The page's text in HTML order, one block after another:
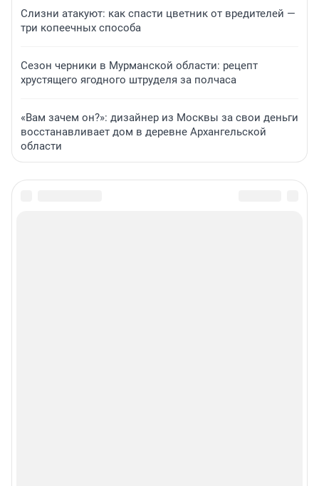
Слизни атакуют: как спасти цветник от вредителей —
три копеечных способа
Сезон черники в Мурманской области: рецепт
хрустящего ягодного штруделя за полчаса
«Вам зачем он?»: дизайнер из Москвы за свои деньги
восстанавливает дом в деревне Архангельской
области